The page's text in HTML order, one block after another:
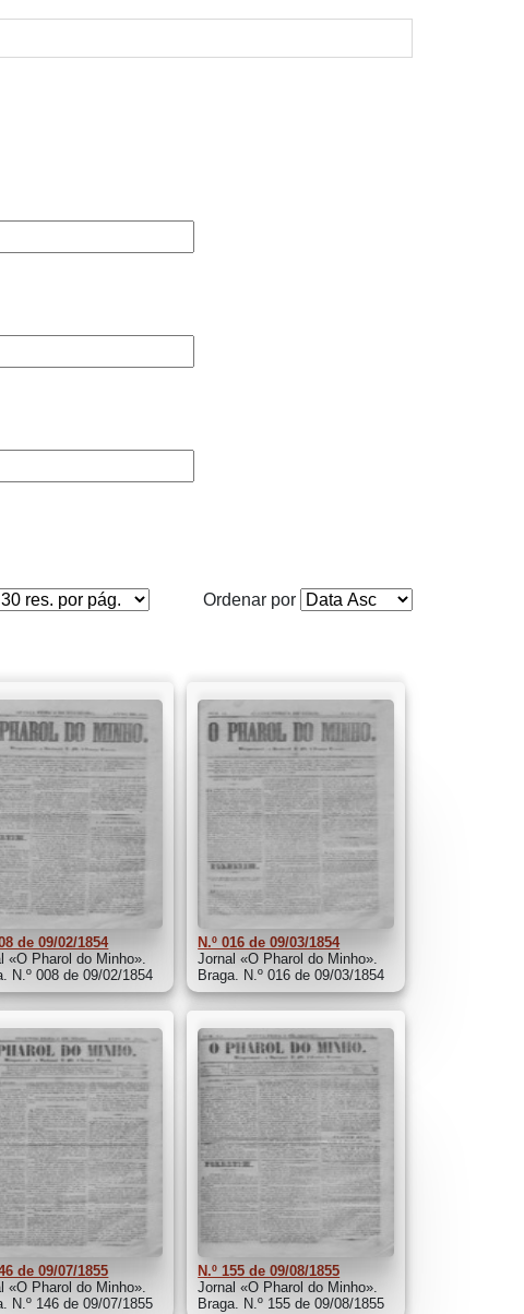
Ordenar por
de 09/02/1854
«O Pharol do Minho».
N.º 008 de 09/02/1854
N.º 016 de 09/03/1854
Jornal «O Pharol do Minho».
Braga. N.º 016 de 09/03/1854
de 09/07/1855
«O Pharol do Minho».
N.º 146 de 09/07/1855
N.º 155 de 09/08/1855
Jornal «O Pharol do Minho».
Braga. N.º 155 de 09/08/1855